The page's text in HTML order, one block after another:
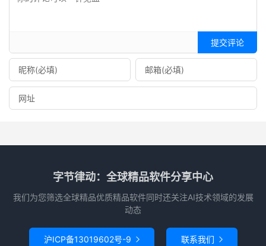
提交评论
字节律动：全球精品软件分享中心
我们为您筛选全球精品优质精品软件同时还关注AI技术领域的发展
动态
沪ICP备13019602号-9  联系我们 